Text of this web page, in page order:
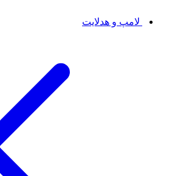
لامپ و هدلایت